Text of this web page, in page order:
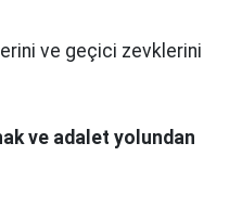
ve geçici zevklerini
ve adalet yolundan